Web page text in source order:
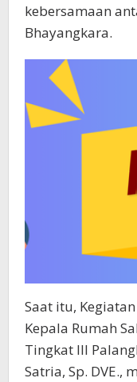
kebersamaan
Bhayangkara.
Saat itu,
Kepala Rumah
Tingkat III
Satria, Sp. DVE.,